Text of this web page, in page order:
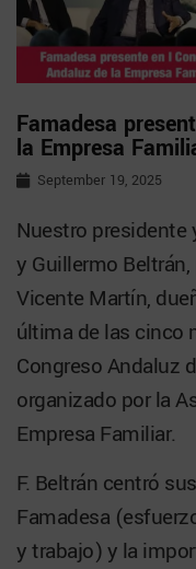
Famadesa
la Empresa
September 19, 2025
Nuestro presidente
y Guillermo
Vicente Martín,
última de las cinco
Congreso Andaluz
organizado por la
Empresa Familiar.
F. Beltrán centró
Famadesa
y trabajo) y la